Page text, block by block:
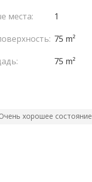
места:
1
75 m²
75 m²
хорошее состояние